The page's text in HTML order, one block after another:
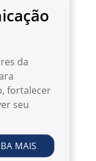
da
fortalecer
seu
MAIS